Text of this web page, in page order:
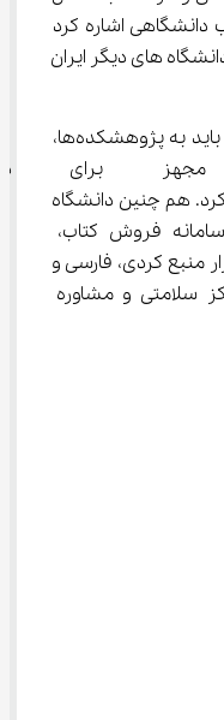
اشاره کرد
های دیگر ایران
از دیگر امکانات رفاهی دانشگاه نیز باید به پژوهشکده‌ها،
مجهز
کرد. هم چنین دانشگاه
فروش کتاب،
مجهز به بیش از 126 هزار منبع کردی، فارسی و
سلامتی و مشاوره